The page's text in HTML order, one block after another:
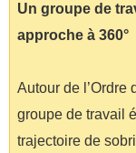
Un groupe de
approche à 360°
Autour de l’Ordre
groupe de travail
trajectoire de